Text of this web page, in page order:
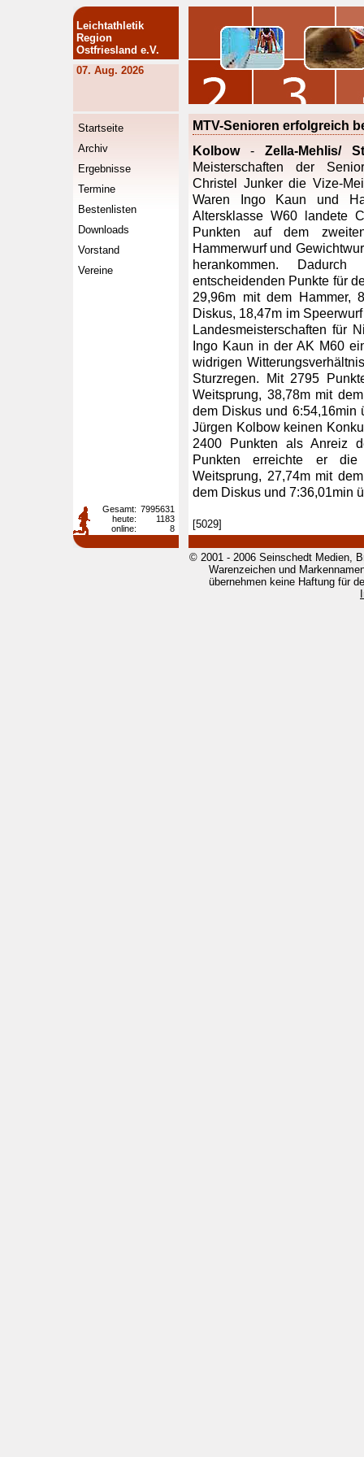
Leichtathletik
Region
Ostfriesland e.V.
07. Aug. 2026
Startseite
Archiv
Ergebnisse
Termine
Bestenlisten
Downloads
Vorstand
Vereine
MTV-Senioren erfolgreich
Kolbow- Zella-Mehlis/
Meisterschaften der
Christel Junker die Vize-
Waren Ingo Kaun und
Altersklasse W60 landete
Punkten auf dem
Hammerwurf und
herankommen.
entscheidenden Punkte für
29,96m mit dem Hammer,
Diskus, 18,47m im
Landesmeisterschaften für
Ingo Kaun in der AK M60
widrigen
Sturzregen. Mit 2795
Weitsprung, 38,78m mit
dem Diskus und 6:54,16min
Jürgen Kolbow keinen
2400 Punkten als Anreiz
Punkten erreichte er die
Weitsprung, 27,74m mit
dem Diskus und 7:36,01min
[5029]
Gesamt: 7995631
heute:
1183
online:
8
© 2001 - 2006 Seinschedt Medien,
Warenzeichen und
übernehmen keine Haftung für